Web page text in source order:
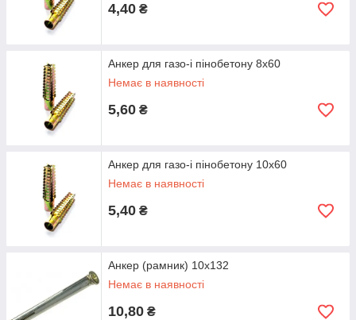
4,40 ₴
Анкер для газо-і пінобетону 8х60
Немає в наявності
5,60 ₴
Анкер для газо-і пінобетону 10х60
Немає в наявності
5,40 ₴
Анкер (рамник) 10х132
Немає в наявності
10,80 ₴